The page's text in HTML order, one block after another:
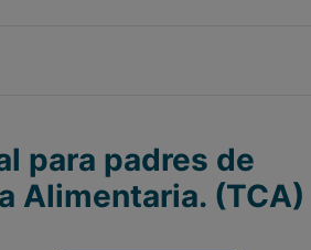
para padres de
Alimentaria. (TCA)